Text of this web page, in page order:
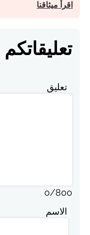
اقرأ ميثاقنا
تعليقاتكم
تعليق
0/800
الاسم